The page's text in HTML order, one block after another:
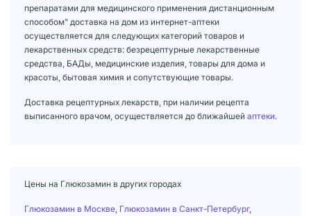
препаратами для медицинского применения дистанционным
способом" доставка на дом из интернет-аптеки
осуществляется для следующих категорий товаров и
лекарственных средств: безрецептурные лекарственные
средства, БАДы, медицинские изделия, товары для дома и
красоты, бытовая химия и сопутствующие товары.
Доставка рецептурных лекарств, при наличии рецепта
выписанного врачом, осуществляется до ближайшей аптеки.
Цены на Глюкозамин в других городах
Глюкозамин в Москве Глюкозамин в Санкт-Петербург,